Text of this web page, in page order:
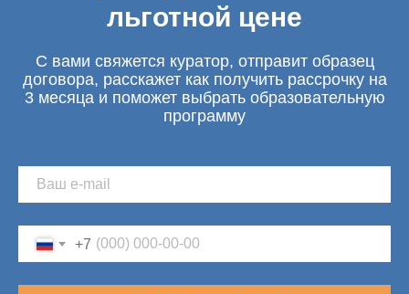
льготной цене
С вами свяжется куратор, отправит образец
договора, расскажет как получить рассрочку на
3 месяца и поможет выбрать образовательную
программу
+7